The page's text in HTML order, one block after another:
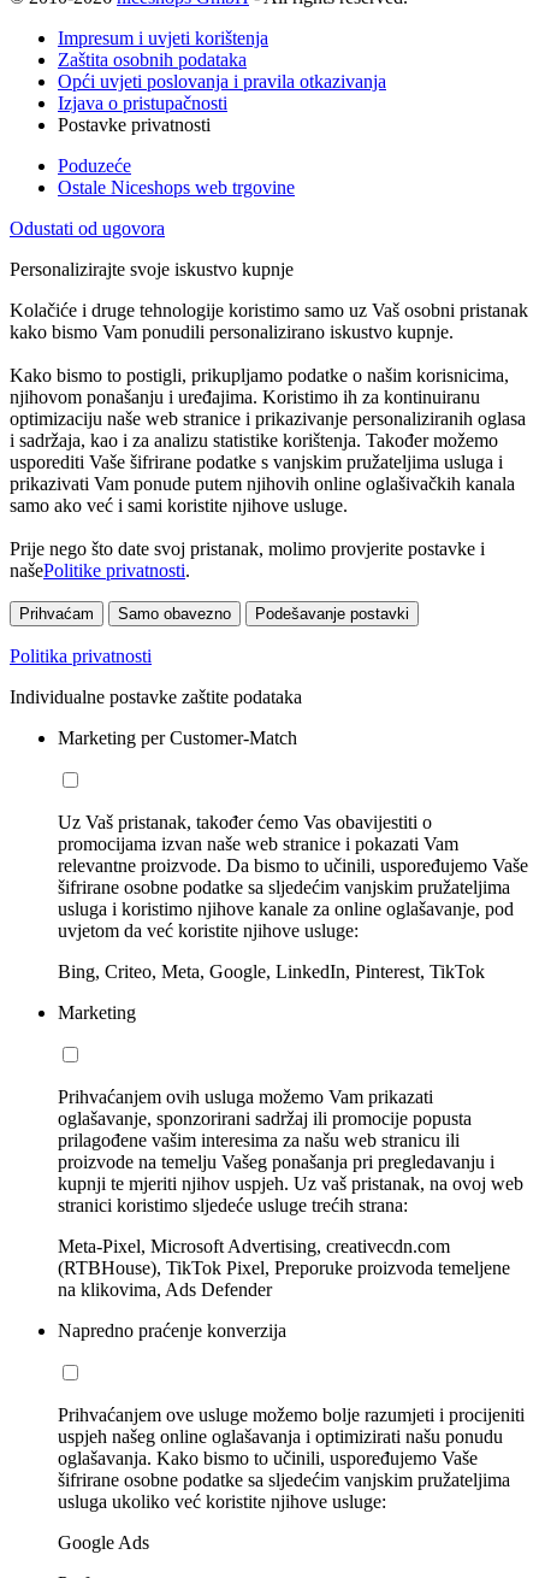
Impresum i uvjeti korištenja
Zaštita osobnih podataka
Opći uvjeti poslovanja i pravila otkazivanja
Izjava o pristupačnosti
Postavke privatnosti
Poduzeće
Ostale Niceshops web trgovine
Odustati od ugovora
Personalizirajte svoje iskustvo kupnje
Kolačiće i druge tehnologije koristimo samo uz Vaš osobni pristanak
kako bismo Vam ponudili personalizirano iskustvo kupnje.
Kako bismo to postigli, prikupljamo podatke o našim korisnicima,
njihovom ponašanju i uređajima. Koristimo ih za kontinuiranu
optimizaciju naše web stranice i prikazivanje personaliziranih oglasa
i sadržaja, kao i za analizu statistike korištenja. Također možemo
usporediti Vaše šifrirane podatke s vanjskim pružateljima usluga i
prikazivati Vam ponude putem njihovih online oglašivačkih kanala
samo ako već i sami koristite njihove usluge.
Prije nego što date svoj pristanak, molimo provjerite postavke i
našePolitike privatnosti.
Prihvaćam Samo obavezno Podešavanje postavki
Politika privatnosti
Individualne postavke zaštite podataka
Marketing per Customer-Match
Uz Vaš pristanak, također ćemo Vas obavijestiti o
promocijama izvan naše web stranice i pokazati Vam
relevantne proizvode. Da bismo to učinili, uspoređujemo Vaše
šifrirane osobne podatke sa sljedećim vanjskim pružateljima
usluga i koristimo njihove kanale za online oglašavanje, pod
uvjetom da već koristite njihove usluge:
Bing, Criteo, Meta, Google, LinkedIn, Pinterest, TikTok
Marketing
Prihvaćanjem ovih usluga možemo Vam prikazati
oglašavanje, sponzorirani sadržaj ili promocije popusta
prilagođene vašim interesima za našu web stranicu ili
proizvode na temelju Vašeg ponašanja pri pregledavanju i
kupnji te mjeriti njihov uspjeh. Uz vaš pristanak, na ovoj web
stranici koristimo sljedeće usluge trećih strana:
Meta-Pixel, Microsoft Advertising, creativecdn.com
(RTBHouse), TikTok Pixel, Preporuke proizvoda temeljene
na klikovima, Ads Defender
Napredno praćenje konverzija
Prihvaćanjem ove usluge možemo bolje razumjeti i procijeniti
uspjeh našeg online oglašavanja i optimizirati našu ponudu
oglašavanja. Kako bismo to učinili, uspoređujemo Vaše
šifrirane osobne podatke sa sljedećim vanjskim pružateljima
usluga ukoliko već koristite njihove usluge:
Google Ads